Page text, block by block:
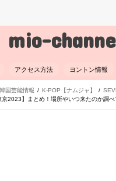
mio-
アクセス方法 ヨントン情報
韓国芸能情報 K-POP【ナムジャ】
京2023】まとめ！場所やいつ来たのか調